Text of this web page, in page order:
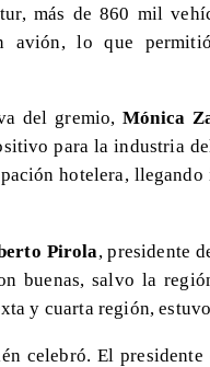
más de 860 mil
avión, lo que
del gremio,Mónica
para la industria
hotelera,
Pirola, presidente
buenas, salvo la
y cuarta región,
celebró. El presidente